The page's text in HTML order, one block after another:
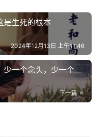
是生死的根本
2024年12月13日 上午11:46
少一个念头，少一个
下一篇